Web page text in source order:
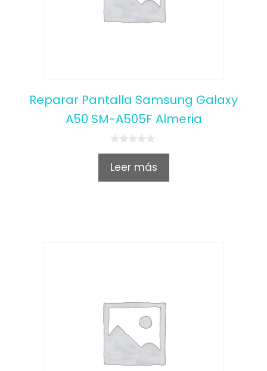
Reparar Pantalla Samsung Galaxy
A50 SM-A505F Almeria
0
u
Leer más